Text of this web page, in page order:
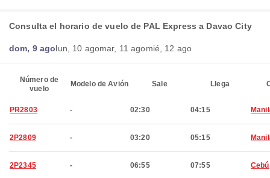
Consulta el horario de vuelo de PAL Express a Davao City
dom, 9 agolun, 10 agomar, 11 agomié, 12 ago
Número de
vuelo
Modelo de Avión Sale Llega
PR2803 - 02:30 04:15
2P2809 - 03:20 05:15
2P2345 - 06:55 07:55 Cebú